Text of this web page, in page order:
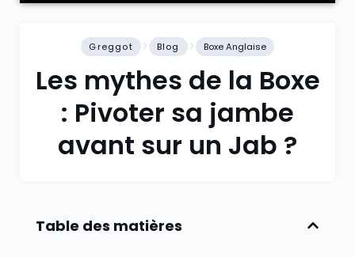
Greggot Blog Boxe Anglaise
Les mythes de la Boxe
: Pivoter sa jambe
avant sur un Jab ?
Table des matières